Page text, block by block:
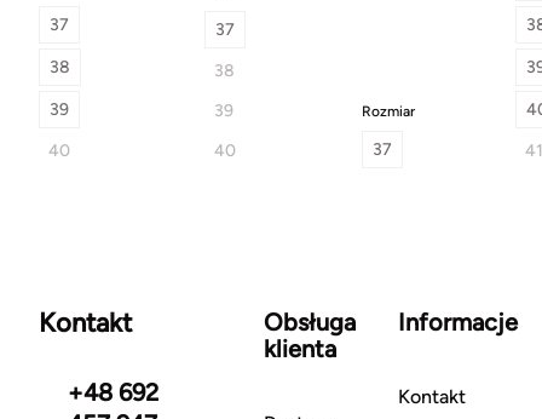
37
38
39
40
37
38
39
40
Rozmiar
37
41
Kontakt
+48 692
Obsługa
klienta
Informacje
Kontakt